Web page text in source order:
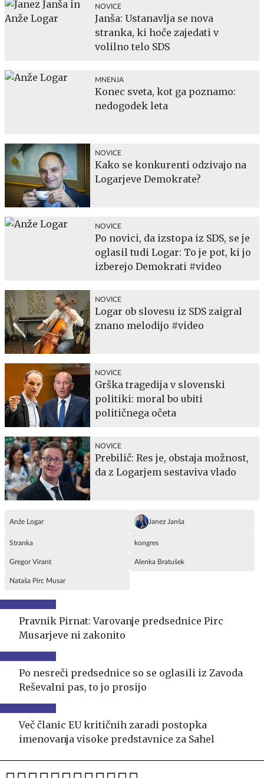
NOVICE
Janša: Ustanavlja se nova
stranka, ki hoče zajedati v
volilno telo SDS
MNENJA
Konec sveta, kot ga poznamo:
nedogodek leta
NOVICE
Kako se konkurenti odzivajo na
Logarjeve Demokrate?
NOVICE
Po novici, da izstopa iz SDS, se je
oglasil tudi Logar: To je pot, ki jo
izberejo Demokrati #video
NOVICE
Logar ob slovesu iz SDS zaigral
znano melodijo #video
NOVICE
Grška tragedija v slovenski
politiki: moral bo ubiti
političnega očeta
NOVICE
Prebilič: Res je, obstaja možnost,
da z Logarjem sestaviva vlado
Anže Logar Janez Janša
Stranka kongres
Gregor Virant Alenka Bratušek
Nataša Pirc Musar
Pravnik Pirnat: Varovanje predsednice Pirc
Musarjeve ni zakonito
Po nesreči predsednice so se oglasili iz Zavoda
Reševalni pas, to jo prosijo
Več članic EU kritičnih zaradi postopka
imenovanja visoke predstavnice za Sahel